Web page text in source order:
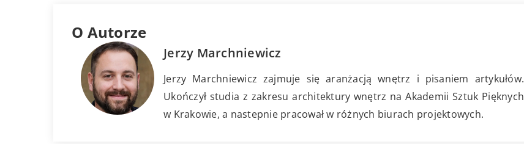
O Autorze
Jerzy Marchniewicz
Jerzy Marchniewicz zajmuje się aranżacją wnętrz i pisaniem artykułów.
Ukończył studia z zakresu architektury wnętrz na Akademii Sztuk Pięknych
w Krakowie, a nastepnie pracował w różnych biurach projektowych.